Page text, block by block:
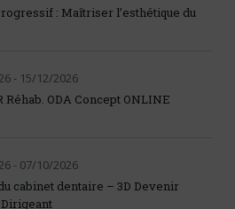
: Maîtriser l’esthétique du
- 15/12/2026
Réhab. ODA Concept ONLINE
- 07/10/2026
cabinet dentaire – 3D Devenir